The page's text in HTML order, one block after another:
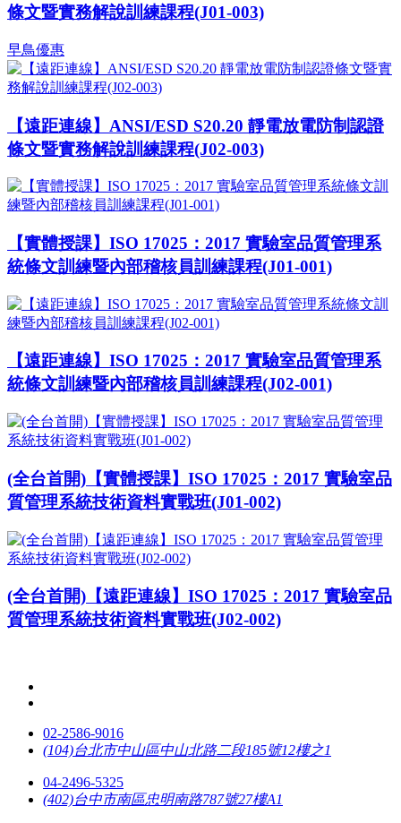
條文暨實務解說訓練課程(J01-003)
早鳥優惠
【遠距連線】ANSI/ESD S20.20 靜電放電防制認證
條文暨實務解說訓練課程(J02-003)
【實體授課】ISO 17025：2017 實驗室品質管理系
統條文訓練暨內部稽核員訓練課程(J01-001)
【遠距連線】ISO 17025：2017 實驗室品質管理系
統條文訓練暨內部稽核員訓練課程(J02-001)
(全台首開)【實體授課】ISO 17025：2017 實驗室品
質管理系統技術資料實戰班(J01-002)
(全台首開)【遠距連線】ISO 17025：2017 實驗室品
質管理系統技術資料實戰班(J02-002)
02-2586-9016
(104)台北市中山區中山北路二段185號12樓之1
04-2496-5325
(402)台中市南區忠明南路787號27樓A1